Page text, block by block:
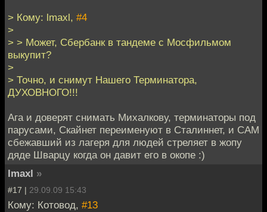
> Кому: lmaxl, #4
>
> > Может, Сбербанк в тандеме с Мосфильмом
выкупит?
>
> Точно, и снимут Нашего Терминатора,
ДУХОВНОГО!!!
Ага и доверят снимать Михалкову, терминаторы под
парусами, Скайнет переименуют в Сталиннет, и САМ
сбежавший из лагеря для людей стреляет в жопу
дяде Шварцу когда он давит его в окопе :)
lmaxl »
#17 | 29.09.09 15:43
Кому: Котовод, #13